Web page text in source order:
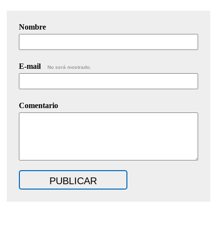
Nombre
E-mail No será mostrado.
Comentario